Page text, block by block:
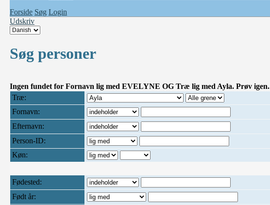
Forside Søg Login
Udskriv
Søg personer
Ingen fundet for Fornavn lig med EVELYNE OG Træ lig med Ayla. Prøv igen.
Træ:
Fornavn:
Efternavn:
Person-ID:
Køn:
Fødested:
Født år: